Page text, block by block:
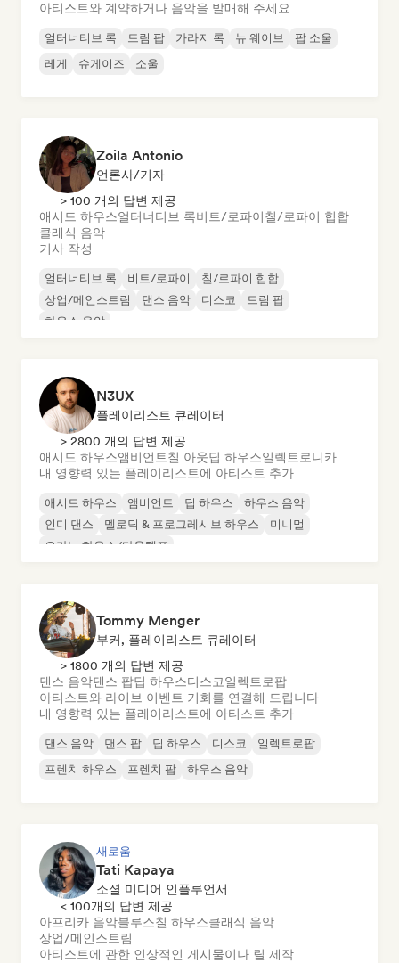
아티스트와 계약하거나 음악을 발매해 주세요
얼터너티브 록 드림 팝 가라지 록 뉴 웨이브
팝 소울
레게
슈게이즈 소울
Zoila Antonio
언론사/기자
> 100 개의 답변 제공
애시드 하우스얼터너티브 록비트/로파이칠/로파이 힙합
클래식 음악
기사 작성
얼터너티브 록 비트/로파이
칠/로파이 힙합
상업/메인스트림
댄스 음악 디스코
드림 팝
하우스 음악
N3UX
플레이리스트 큐레이터
> 2800 개의 답변 제공
애시드 하우스앰비언트칠 아웃딥 하우스일렉트로니카
내 영향력 있는 플레이리스트에 아티스트 추가
애시드 하우스 앰비언트 딥 하우스
하우스 음악
인디 댄스
멜로딕 & 프로그레시브 하우스
미니멀
오가닉 하우스/다운템포
Tommy Menger
부커, 플레이리스트 큐레이터
> 1800 개의 답변 제공
댄스 음악댄스 팝딥 하우스디스코일렉트로팝
아티스트와 라이브 이벤트 기회를 연결해 드립니다
내 영향력 있는 플레이리스트에 아티스트 추가
댄스 음악 댄스 팝 딥 하우스 디스코
일렉트로팝
프렌치 하우스
프렌치 팝 하우스 음악
새로움
Tati Kapaya
소셜 미디어 인플루언서
< 100개의 답변 제공
아프리카 음악블루스칠 하우스클래식 음악
상업/메인스트림
아티스트에 관한 인상적인 게시물이나 릴 제작